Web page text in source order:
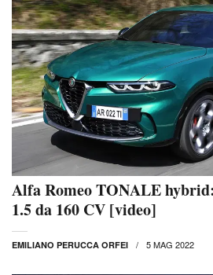
Alfa Romeo TONALE
1.5 da 160 CV [video]
EMILIANO PERUCCA ORFEI 5 MAG 2022